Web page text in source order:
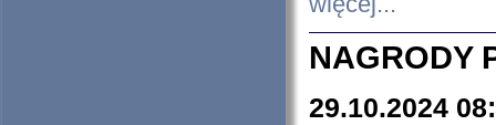
NAGRODY
29.10.2024